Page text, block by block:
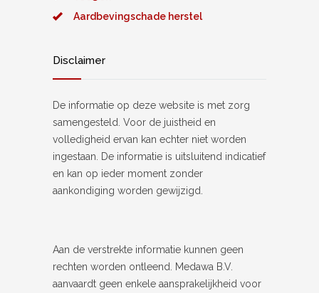
Aardbevingschade herstel
Disclaimer
De informatie op deze website is met zorg
samengesteld. Voor de juistheid en
volledigheid ervan kan echter niet worden
ingestaan. De informatie is uitsluitend indicatief
en kan op ieder moment zonder
aankondiging worden gewijzigd.
Aan de verstrekte informatie kunnen geen
rechten worden ontleend. Medawa B.V.
aanvaardt geen enkele aansprakelijkheid voor